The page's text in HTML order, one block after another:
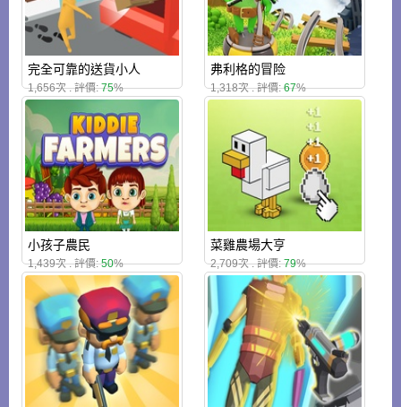
完全可靠的送貨小人
1,656次 . 評價:75%
弗利格的冒险
1,318次 . 評價:67%
小孩子農民
1,439次 . 評價:50%
菜雞農場大亨
2,709次 . 評價:79%